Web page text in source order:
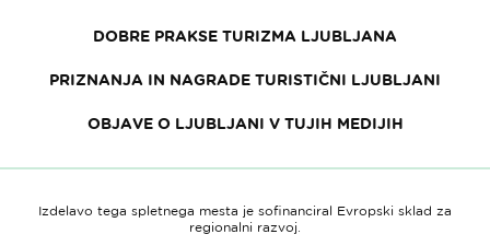
DOBRE PRAKSE TURIZMA LJUBLJANA
PRIZNANJA IN NAGRADE TURISTIČNI LJUBLJANI
OBJAVE O LJUBLJANI V TUJIH MEDIJIH
Izdelavo tega spletnega mesta je sofinanciral Evropski sklad za
regionalni razvoj.